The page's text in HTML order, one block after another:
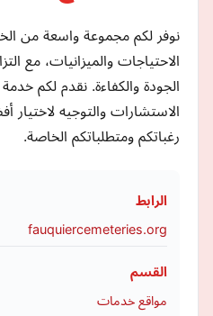
نوفر لكم مجموعة واسعة من
الاحتياجات والميزانيات، مع
الجودة والكفاءة. نقدم لكم
الاستشارات والتوجيه لاختيار
رغباتكم ومتطلباتكم الخاصة.
الرابط
fauquiercemeteries.org
القسم
مواقع خدمات